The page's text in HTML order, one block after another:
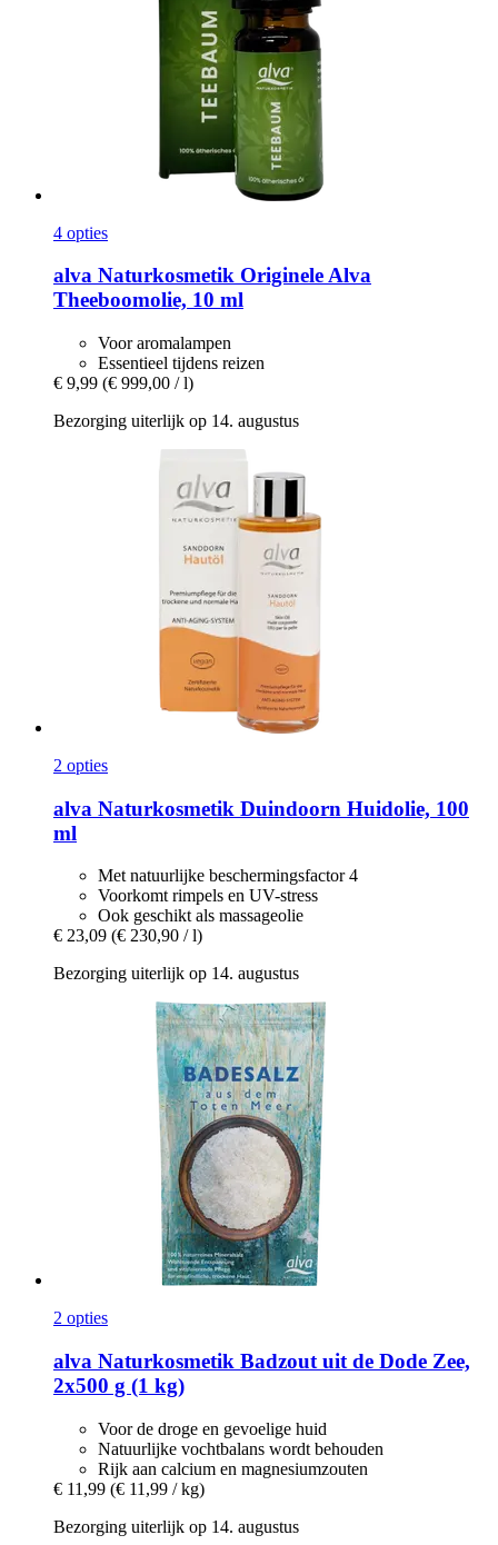
4 opties
alva Naturkosmetik Originele Alva
Theeboomolie, 10 ml
Voor aromalampen
Essentieel tijdens reizen
€ 9,99 (€ 999,00 / l)
Bezorging uiterlijk op 14. augustus
2 opties
alva Naturkosmetik Duindoorn Huidolie, 100
ml
Met natuurlijke beschermingsfactor 4
Voorkomt rimpels en UV-stress
Ook geschikt als massageolie
€ 23,09 (€ 230,90 / l)
Bezorging uiterlijk op 14. augustus
2 opties
alva Naturkosmetik Badzout uit de Dode Zee,
2x500 g (1 kg)
Voor de droge en gevoelige huid
Natuurlijke vochtbalans wordt behouden
Rijk aan calcium en magnesiumzouten
€ 11,99 (€ 11,99 / kg)
Bezorging uiterlijk op 14. augustus